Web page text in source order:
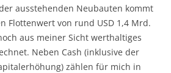
ausstehenden Neubauten kommt
Flottenwert von rund USD 1,4 Mrd.
aus meiner Sicht werthaltiges
Neben Cash (inklusive der
zählen für mich in